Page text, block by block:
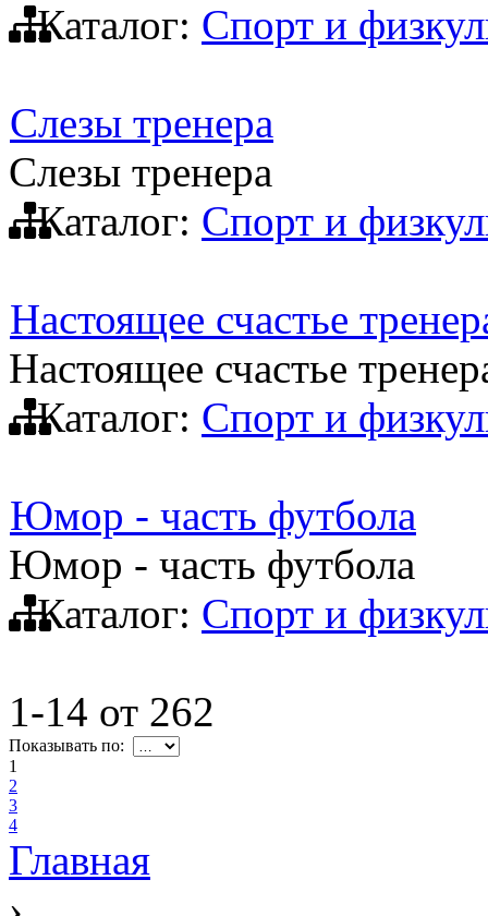
Каталог: Спорт и
Слезы тренера
Слезы тренера
Каталог: Спорт и
Настоящее счастье
Настоящее счастье
Каталог: Спорт и
Юмор - часть футбола
Юмор - часть футбола
Каталог: Спорт и
1-14 от 262
Показывать по:
1
2
3
4
Главная